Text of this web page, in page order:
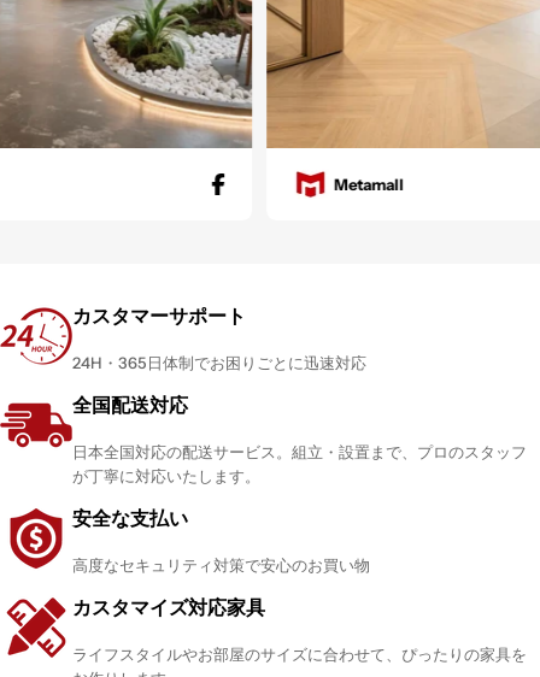
Metamall
カスタマーサポート
24H・365日体制でお困りごとに迅速対応
全国配送対応
日本全国対応の配送サービス。組立・設置まで、プロのスタッフ
が丁寧に対応いたします。
安全な支払い
高度なセキュリティ対策で安心のお買い物
カスタマイズ対応家具
ライフスタイルやお部屋のサイズに合わせて、ぴったりの家具を